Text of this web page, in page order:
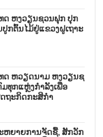
ດ ຫງວຽນຊວນຟຸກ ປຸກ
ກຕົ້ນໄມ້ຢູ່ແຂວງຝູເຖາະ
ດ ຫວຽດນາມ ຫງວຽນຊ
ທຸກແຫຼ່ງກຳລັງເພື່ອ
ຖະກິດກະສິກຳ
ຫຍາຍການຈັດຊື້, ສັກວັກ